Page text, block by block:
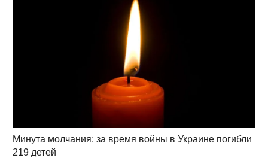
Минута молчания: за время войны в Украине погибли
219 детей